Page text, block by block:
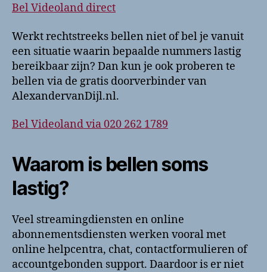
Bel Videoland direct
Werkt rechtstreeks bellen niet of bel je vanuit
een situatie waarin bepaalde nummers lastig
bereikbaar zijn? Dan kun je ook proberen te
bellen via de gratis doorverbinder van
AlexandervanDijl.nl.
Bel Videoland via 020 262 1789
Waarom is bellen soms
lastig?
Veel streamingdiensten en online
abonnementsdiensten werken vooral met
online helpcentra, chat, contactformulieren of
accountgebonden support. Daardoor is er niet